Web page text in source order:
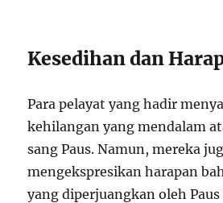
Kesedihan dan
Para pelayat yang hadir
kehilangan yang mendalam
sang Paus. Namun, mereka
mengekspresikan harapan
yang diperjuangkan oleh